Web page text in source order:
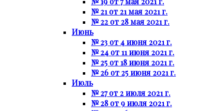
№ 21 от 21 мая 2021 г.
№ 22 от 28 мая 2021 г.
Июнь
№ 23 от 4 июня 2021 г.
№ 24 от 11 июня 2021 г.
№ 25 от 18 июня 2021 г.
№ 26 от 25 июня 2021 г.
Июль
№ 27 от 2 июля 2021 г.
№ 28 от 9 июля 2021 г.